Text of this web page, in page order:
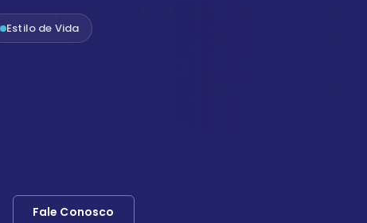
Estilo de Vida
Fale Conosco